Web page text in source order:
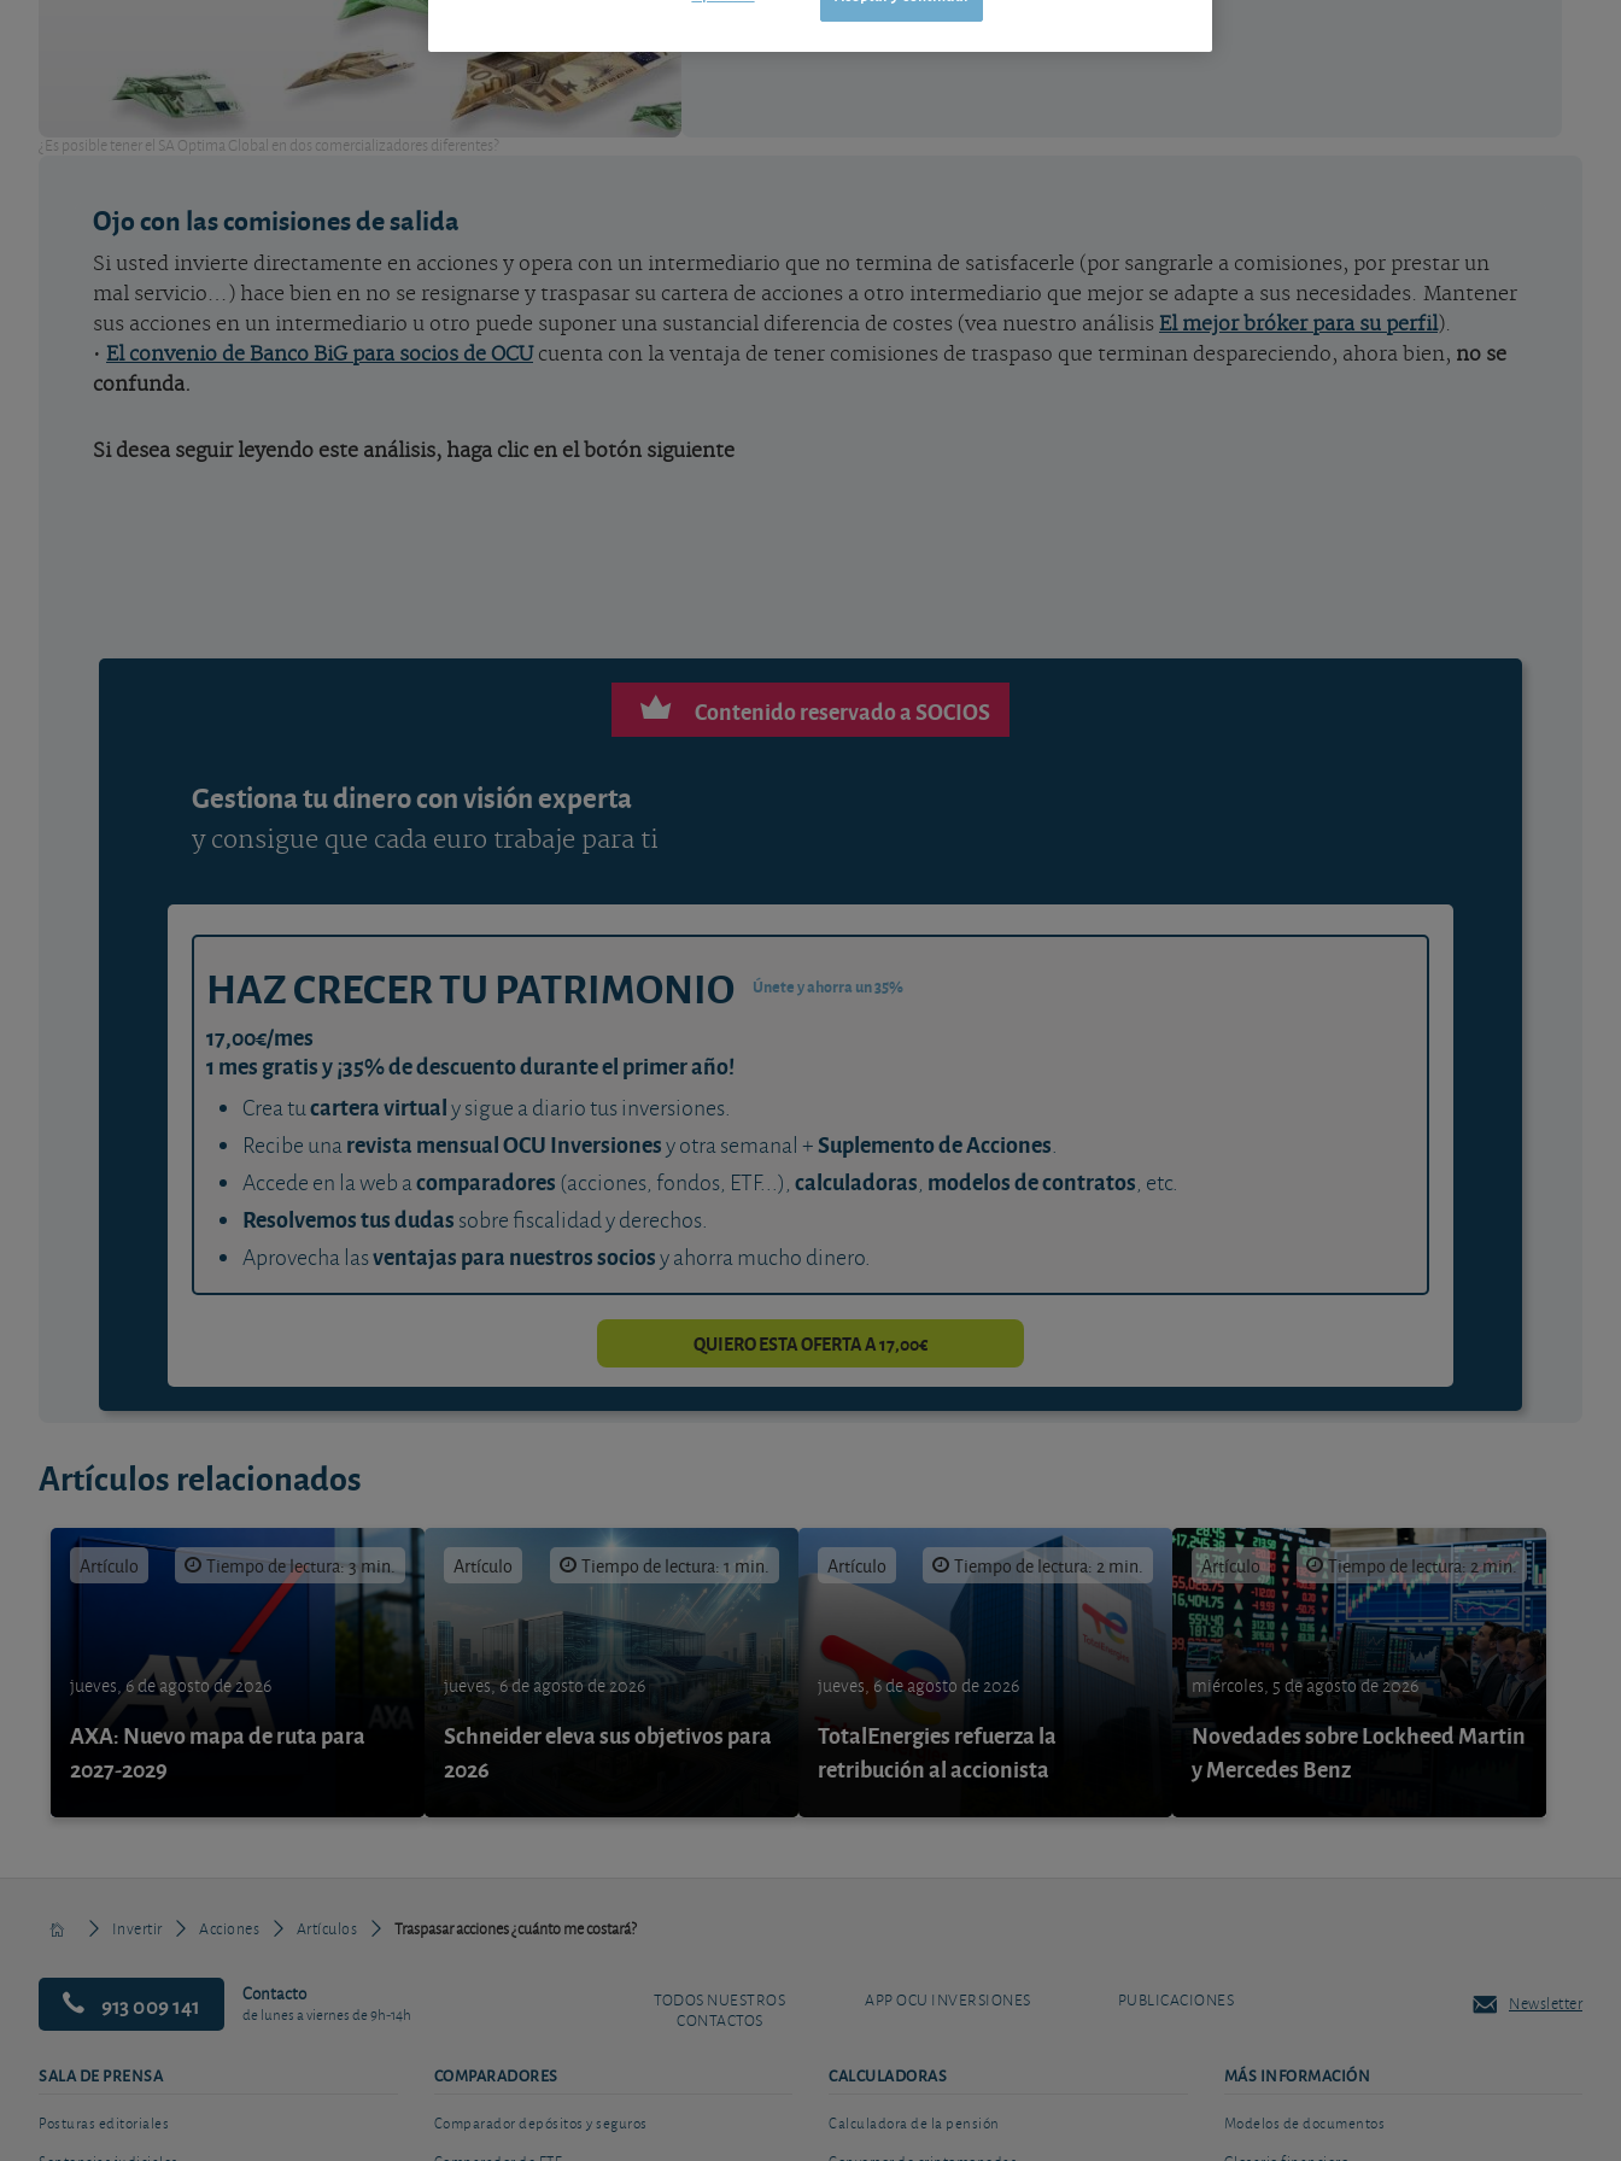
¿Es posible tener el SA Optima Global en dos comercializadores diferentes?
Ojo con las comisiones de salida
Si usted invierte directamente en acciones y opera con un intermediario que no termina de satisfacerle (por sangrarle a comisiones, por prestar un
mal servicio…) hace bien en no se resignarse y traspasar su cartera de acciones a otro intermediario que mejor se adapte a sus necesidades. Mantener
sus acciones en un intermediario u otro puede suponer una sustancial diferencia de costes (vea nuestro análisis El mejor bróker para su perfil).
• El convenio de Banco BiG para socios de OCUcuenta con la ventaja de tener comisiones de traspaso que terminan despareciendo, ahora bien, no se
confunda.
Si desea seguir leyendo este análisis, haga clic en el botón siguiente
Contenido reservado a SOCIOS
Gestiona tu dinero con visión experta
y consigue que cada euro trabaje para ti
HAZ CRECER TU PATRIMONIO Únete y ahorra un 35%
17,00€/mes
1 mes gratis y ¡35% de descuento durante el primer año!
Crea tucartera virtualy sigue a diario tus inversiones.
Recibe unarevista mensual OCU Inversionesy otra semanal +Suplemento de Acciones.
Accede en la web acomparadores (acciones, fondos, ETF...), calculadoras, modelos de contratos, etc.
Resolvemos tus dudas sobre fiscalidad y derechos.
Aprovecha lasventajas para nuestros sociosy ahorra mucho dinero.
QUIERO ESTA OFERTA A 17,00€
Artículos relacionados
Artículo Tiempo de lectura: 3 min.
jueves, 6 de agosto de 2026
AXA: Nuevo mapa de ruta para
2027-2029
Artículo Tiempo de lectura: 1 min.
jueves, 6 de agosto de 2026
Schneider eleva sus objetivos para
2026
Artículo Tiempo de lectura: 2 min.
jueves, 6 de agosto de 2026
TotalEnergies refuerza la
retribución al accionista
Artículo Tiempo de lectura: 2 min.
miércoles, 5 de agosto de 2026
Novedades sobre Lockheed Martin
y Mercedes Benz
Invertir Acciones Artículos Traspasar acciones ¿cuánto me costará?
913 009 141 Contacto
de lunes a viernes de 9h-14h
TODOS NUESTROS
CONTACTOS
APP OCU INVERSIONES PUBLICACIONES Newsletter
SALA DE PRENSA
Posturas editoriales
COMPARADORES
Comparador depósitos y seguros
CALCULADORAS
Calculadora de la pensión
MÁS INFORMACIÓN
Modelos de documentos